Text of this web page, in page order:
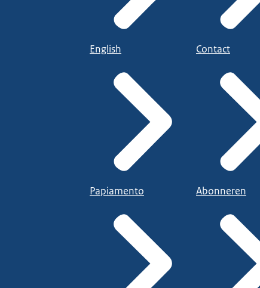
English
Papiamento
Contact
Abonneren